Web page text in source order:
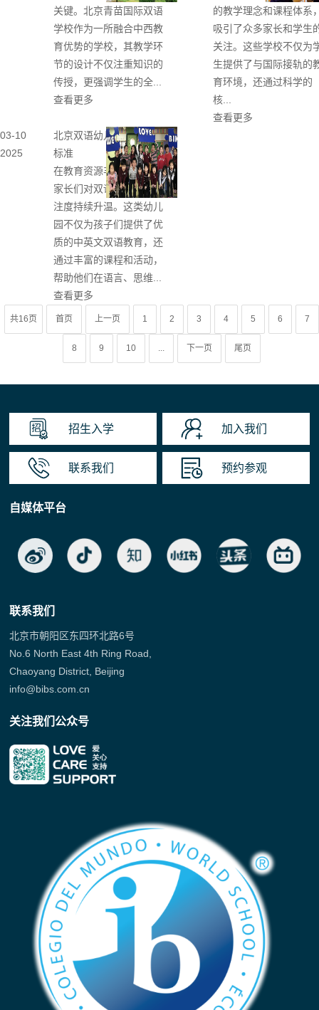
关键。北京青苗国际双语
学校作为一所融合中西教
育优势的学校，其教学环
节的设计不仅注重知识的
传授，更强调学生的全...
查看更多
的教学理念和课程体系
吸引了众多家长和学生
关注。这些学校不仅为
生提供了与国际接轨的
育环境，还通过科学的
核...
查看更多
03-10
2025
北京双语幼儿园2025收费
标准
在教育资源丰富的北京，
家长们对双语幼儿园的关
注度持续升温。这类幼儿
园不仅为孩子们提供了优
质的中英文双语教育，还
通过丰富的课程和活动，
帮助他们在语言、思维...
查看更多
共16页 首页 上一页 1 2 3 4 5 6 7
8 9 10 ... 下一页 尾页
招生入学 加入我们
联系我们 预约参观
自媒体平台
联系我们
北京市朝阳区东四环北路6号
No.6 North East 4th Ring Road,
Chaoyang District, Beijing
info@bibs.com.cn
关注我们公众号